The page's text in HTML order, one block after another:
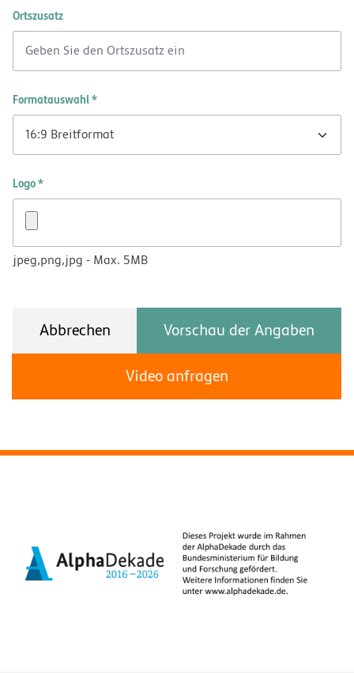
Ortszusatz
Formatauswahl *
Logo *
jpeg,png,jpg - Max. 5MB
Abbrechen Vorschau der Angaben
Video anfragen